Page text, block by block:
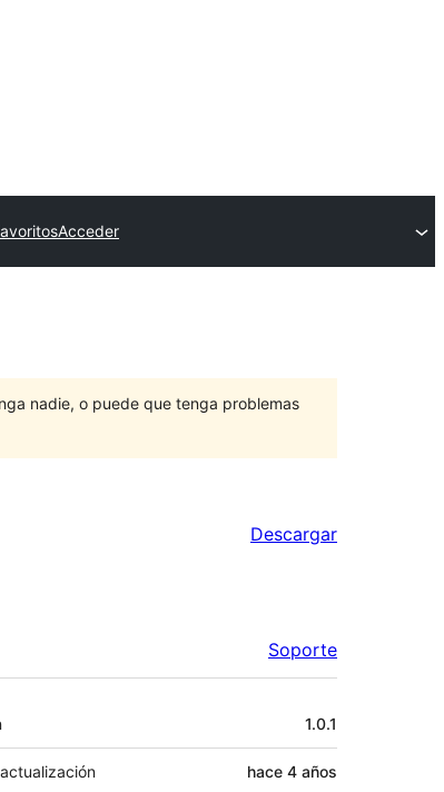
Acceder
nadie, o puede que tenga problemas
Descargar
Soporte
1.0.1
hace 4 años